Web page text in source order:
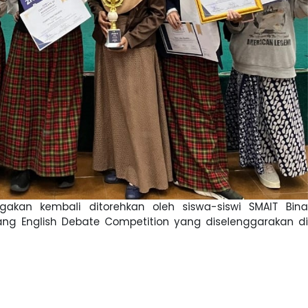
kembali ditorehkan oleh siswa-siswi SMAIT Bina
English Debate Competition yang diselenggarakan di